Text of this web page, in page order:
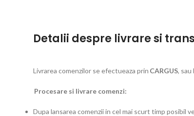
Detalii despre livrare si
Livrarea comenzilor se efectueaza prin CARGUS, sau
Procesare si livrare comenzi:
Dupa lansarea comenzii in cel mai scurt timp